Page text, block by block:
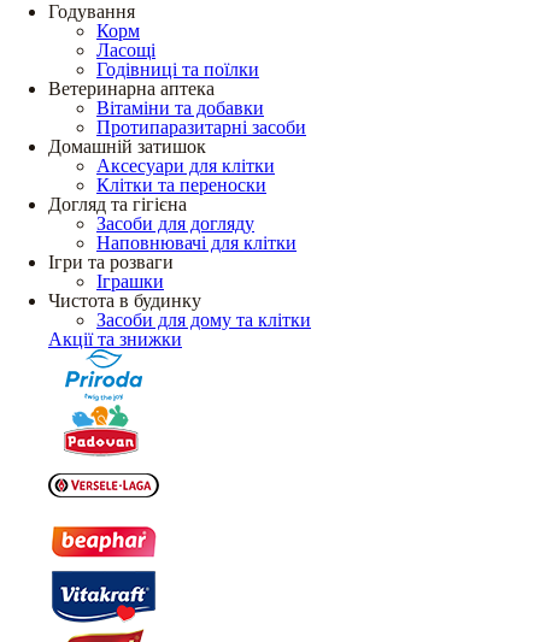
Годування
Корм
Ласощі
Годівниці та поїлки
Ветеринарна аптека
Вітаміни та добавки
Протипаразитарні засоби
Домашній затишок
Аксесуари для клітки
Клітки та переноски
Догляд та гігієна
Засоби для догляду
Наповнювачі для клітки
Ігри та розваги
Іграшки
Чистота в будинку
Засоби для дому та клітки
Акції та знижки